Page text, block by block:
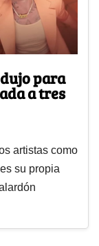
para
a tres
artistas como
su propia